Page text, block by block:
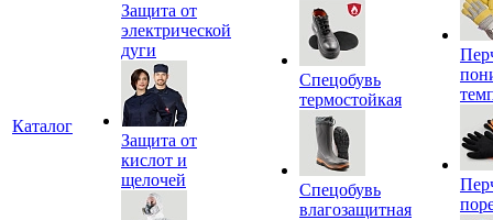
Каталог
Защита от
электрической
дуги
Защита от
кислот и
щелочей
Спецобувь
термостойкая
Спецобувь
влагозащитная